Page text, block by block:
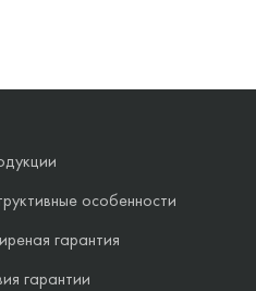
особенности
гарантия
гарантии